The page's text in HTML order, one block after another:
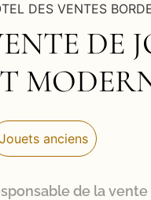
DES VENTES
DE
Jouets anciens
de la vente